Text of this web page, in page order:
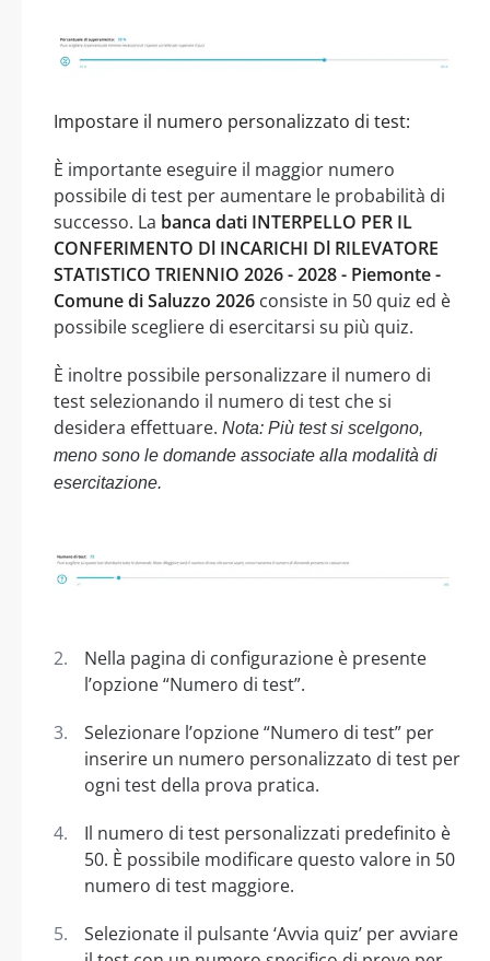
Impostare il numero personalizzato di test:
È importante eseguire il maggior numero
possibile di test per aumentare le probabilità di
successo. La banca dati INTERPELLO PER IL
CONFERIMENTO Dl INCARICHI Dl RILEVATORE
STATISTICO TRIENNIO 2026 - 2028 - Piemonte -
Comune di Saluzzo 2026 consiste in 50 quiz ed è
possibile scegliere di esercitarsi su più quiz.
È inoltre possibile personalizzare il numero di
test selezionando il numero di test che si
desidera effettuare. Nota: Più test si scelgono,
meno sono le domande associate alla modalità di
esercitazione.
Nella pagina di configurazione è presente
l’opzione “Numero di test”.
Selezionare l’opzione “Numero di test” per
inserire un numero personalizzato di test per
ogni test della prova pratica.
Il numero di test personalizzati predefinito è
50. È possibile modificare questo valore in 50
numero di test maggiore.
Selezionate il pulsante ‘Avvia quiz’ per avviare